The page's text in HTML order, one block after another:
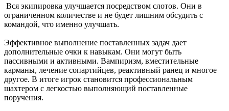
Вся экипировка улучшается посредством слотов. Они в
ограниченном количестве и не будет лишним обсудить с
командой, что именно улучшать.
Эффективное выполнение поставленных задач дает
дополнительные очки к навыкам. Они могут быть
пассивными и активными. Вампиризм, вместительные
карманы, лечение сопартийцев, реактивный ранец и многое
другое. В итоге игрок становится профессиональным
шахтером с легкостью выполняющий поставленные
поручения.